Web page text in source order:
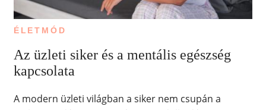
ÉLETMÓD
Az üzleti siker és a mentális egészség
kapcsolata
A modern üzleti világban a siker nem csupán a